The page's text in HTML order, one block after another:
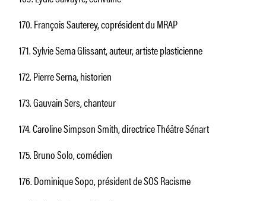
170. François Sauterey, coprésident du MRAP
171. Sylvie Sema Glissant, auteur, artiste plasticienne
172. Pierre Serna, historien
173. Gauvain Sers, chanteur
174. Caroline Simpson Smith, directrice Théâtre Sénart
175. Bruno Solo, comédien
176. Dominique Sopo, président de SOS Racisme